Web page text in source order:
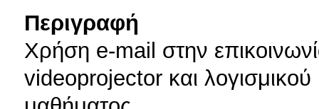
Περιγραφή
Χρήση e-mail στην
videoprojector και